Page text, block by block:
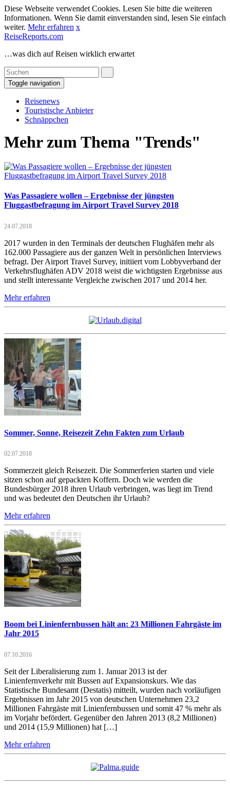
Diese Webseite verwendet Cookies. Lesen Sie bitte die weiteren
Informationen. Wenn Sie damit einverstanden sind, lesen Sie einfach
weiter. Mehr erfahren x
ReiseReports.com
…was dich auf Reisen wirklich erwartet
Toggle navigation
Reisenews
Touristische Anbieter
Schnäppchen
Mehr zum Thema "Trends"
Was Passagiere wollen – Ergebnisse der jüngsten
Fluggastbefragung im Airport Travel Survey 2018
24.07.2018
2017 wurden in den Terminals der deutschen Flughäfen mehr als
162.000 Passagiere aus der ganzen Welt in persönlichen Interviews
befragt. Der Airport Travel Survey, initiiert vom Lobbyverband der
Verkehrsflughäfen ADV 2018 weist die wichtigsten Ergebnisse aus
und stellt interessante Vergleiche zwischen 2017 und 2014 her.
Mehr erfahren
Sommer, Sonne, Reisezeit Zehn Fakten zum Urlaub
02.07.2018
Sommerzeit gleich Reisezeit. Die Sommerferien starten und viele
sitzen schon auf gepackten Koffern. Doch wie werden die
Bundesbürger 2018 ihren Urlaub verbringen, was liegt im Trend
und was bedeutet den Deutschen ihr Urlaub?
Mehr erfahren
Boom bei Linienfernbussen hält an: 23 Millionen Fahrgäste im
Jahr 2015
07.10.2016
Seit der Liberalisierung zum 1. Januar 2013 ist der
Linienfernverkehr mit Bussen auf Expansionskurs. Wie das
Statistische Bundesamt (Destatis) mitteilt, wurden nach vorläufigen
Ergebnissen im Jahr 2015 von deutschen Unternehmen 23,2
Millionen Fahrgäste mit Linienfernbussen und somit 47 % mehr als
im Vorjahr befördert. Gegenüber den Jahren 2013 (8,2 Millionen)
und 2014 (15,9 Millionen) hat […]
Mehr erfahren